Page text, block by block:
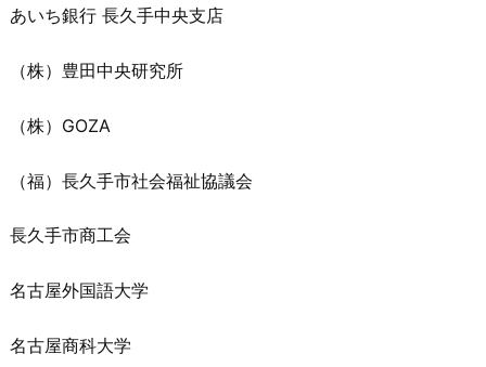
あいち銀行 長久手中央支店
（株）豊田中央研究所
（株）GOZA
（福）長久手市社会福祉協議会
長久手市商工会
名古屋外国語大学
名古屋商科大学